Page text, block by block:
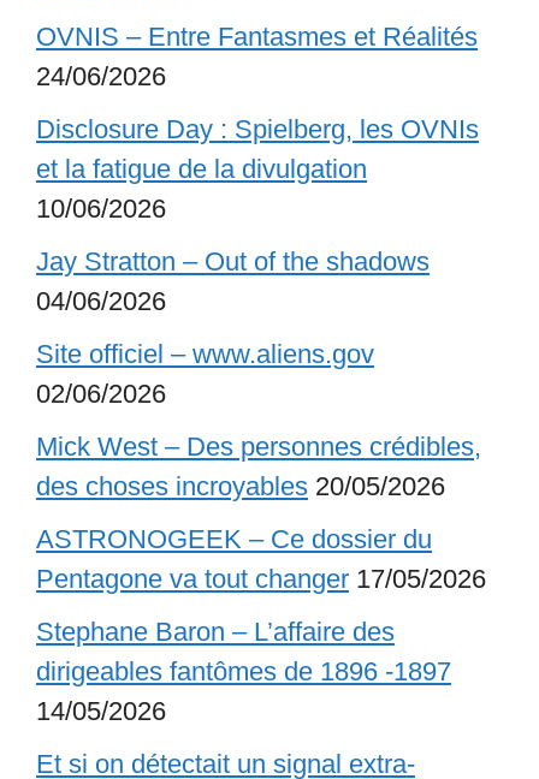
OVNIS – Entre Fantasmes et Réalités
24/06/2026
Disclosure Day : Spielberg, les OVNIs
et la fatigue de la divulgation
10/06/2026
Jay Stratton – Out of the shadows
04/06/2026
Site officiel – www.aliens.gov
02/06/2026
Mick West – Des personnes crédibles,
des choses incroyables 20/05/2026
ASTRONOGEEK – Ce dossier du
Pentagone va tout changer 17/05/2026
Stephane Baron – L’affaire des
dirigeables fantômes de 1896 -1897
14/05/2026
Et si on détectait un signal extra-